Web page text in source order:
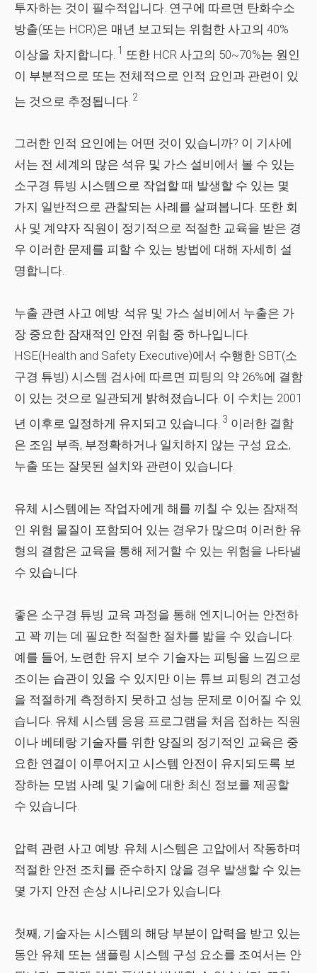
투자하는 것이 필수적입니다. 연구에 따르면 탄화수소
방출(또는 HCR)은 매년 보고되는 위험한 사고의 40%
이상을 차지합니다. 1
또한 HCR 사고의 50~70%는 원인
이 부분적으로 또는 전체적으로 인적 요인과 관련이 있
는 것으로 추정됩니다. 2
그러한 인적 요인에는 어떤 것이 있습니까? 이 기사에
서는 전 세계의 많은 석유 및 가스 설비에서 볼 수 있는
소구경 튜빙 시스템으로 작업할 때 발생할 수 있는 몇
가지 일반적으로 관찰되는 사례를 살펴봅니다. 또한 회
사 및 계약자 직원이 정기적으로 적절한 교육을 받은 경
우 이러한 문제를 피할 수 있는 방법에 대해 자세히 설
명합니다.
누출 관련 사고 예방. 석유 및 가스 설비에서 누출은 가
장 중요한 잠재적인 안전 위험 중 하나입니다.
HSE(Health and Safety Executive)에서 수행한 SBT(소
구경 튜빙) 시스템 검사에 따르면 피팅의 약 26%에 결함
이 있는 것으로 일관되게 밝혀졌습니다. 이 수치는 2001
년 이후로 일정하게 유지되고 있습니다. 3 이러한 결함
은 조임 부족, 부정확하거나 일치하지 않는 구성 요소,
누출 또는 잘못된 설치와 관련이 있습니다.
유체 시스템에는 작업자에게 해를 끼칠 수 있는 잠재적
인 위험 물질이 포함되어 있는 경우가 많으며 이러한 유
형의 결함은 교육을 통해 제거할 수 있는 위험을 나타낼
수 있습니다.
좋은 소구경 튜빙 교육 과정을 통해 엔지니어는 안전하
고 꽉 끼는 데 필요한 적절한 절차를 밟을 수 있습니다.
예를 들어, 노련한 유지 보수 기술자는 피팅을 느낌으로
조이는 습관이 있을 수 있지만 이는 튜브 피팅의 견고성
을 적절하게 측정하지 못하고 성능 문제로 이어질 수 있
습니다. 유체 시스템 응용 프로그램을 처음 접하는 직원
이나 베테랑 기술자를 위한 양질의 정기적인 교육은 중
요한 연결이 이루어지고 시스템 안전이 유지되도록 보
장하는 모범 사례 및 기술에 대한 최신 정보를 제공할
수 있습니다.
압력 관련 사고 예방. 유체 시스템은 고압에서 작동하며
적절한 안전 조치를 준수하지 않을 경우 발생할 수 있는
몇 가지 안전 손상 시나리오가 있습니다.
첫째, 기술자는 시스템의 해당 부분이 압력을 받고 있는
동안 유체 또는 샘플링 시스템 구성 요소를 조여서는 안